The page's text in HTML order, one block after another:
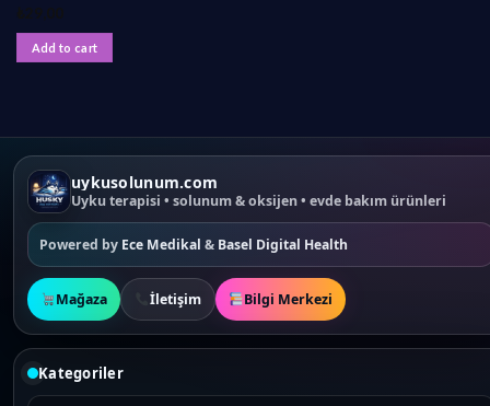
3.50out
of 5
Add to cart
uykusolunum.com
Uyku terapisi • solunum & oksijen • evde bakım ürünleri
Powered by Ece Medikal & Basel Digital Health
Mağaza İletişim Bilgi Merkezi
Kategoriler